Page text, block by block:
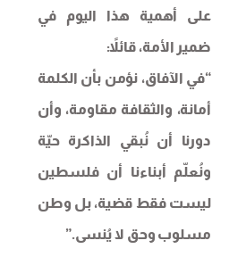
على أهمية هذا اليوم في
ضمير الأمة، قائلاً:
“في الآفاق، نؤمن بأن الكلمة
أمانة، والثقافة مقاومة، وأن
دورنا أن نُبقي الذاكرة حيّة
ونُعلّم أبناءنا أن فلسطين
ليست فقط قضية، بل وطن
مسلوب وحق لا يُنسى.”